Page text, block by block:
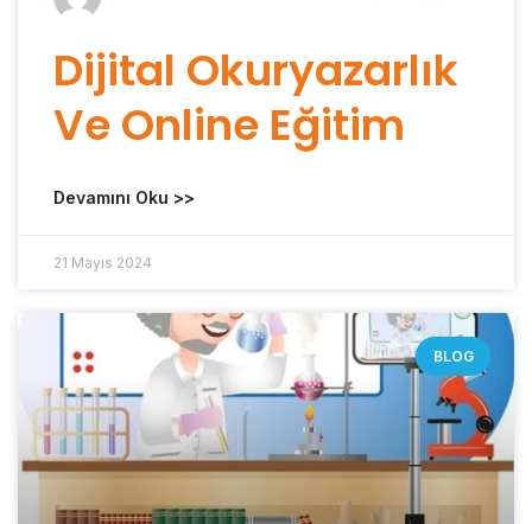
Dijital Okuryazarlık
Ve Online Eğitim
Devamını Oku >>
21 Mayıs 2024
BLOG